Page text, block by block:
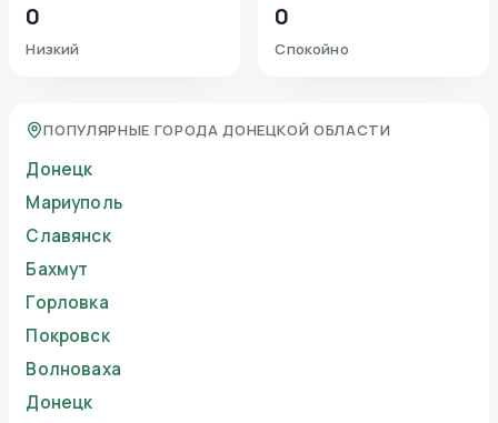
0
Низкий
0
Спокойно
ПОПУЛЯРНЫЕ ГОРОДА ДОНЕЦКОЙ ОБЛАСТИ
Донецк
Мариуполь
Славянск
Бахмут
Горловка
Покровск
Волноваха
Донецк